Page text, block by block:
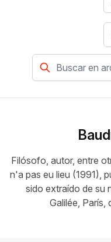
Filósofo, autor, entre
n'a pas eu lieu (1991),
sido extraído de su
Galilée, París,